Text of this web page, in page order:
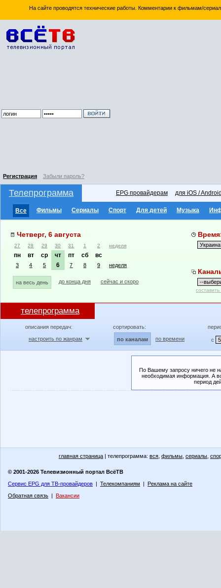
На сайте проводятся технические работы. Комментарии к фильмам/
Регистрация Забыли пароль?
Телепрограмма EPG провайдерам для iOS /
Все Фильмы Сериалы Спорт Для детей Музыка
Четверг, 6 августа
27 28 29 30 31 1 2 неделя
пн вт ср чт пт сб вс
3 4 5 6 7 8 9 неделя
на весь день до конца дня сейчас и скоро
телепрограмма
описания передач:
настроить по жанрам
сортировать:
по каналам по времени с
По Вашему запросу ничего не
необходимая информация. А
период
главная страница | телепрограмма: вся фильмы сериалы
© 2001-2026 Телевизионный портал ВсёТВ
Сервис EPG для ТВ-провайдеров | Телекомпаниям | Реклама на сайте
Обратная связь | Вакансии